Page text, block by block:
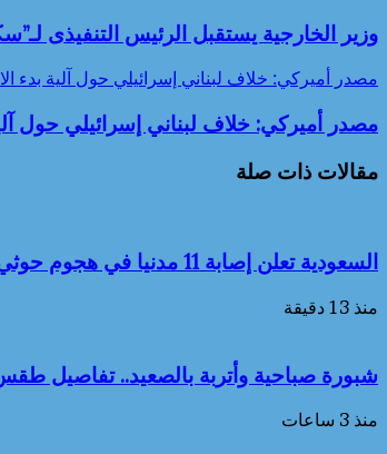
وزير الخارجية يستقبل الرئيس التنفيذى
مصدر أميركي: خلاف لبناني إسرائيلي حول آلية بدء
مصدر أميركي: خلاف لبناني إسرائيلي حول
مقالات ذات صلة
السعودية تعلن إصابة 11 مدنيا في هجوم حوثي على نجران بينهم مصريان
منذ 13 دقيقة
شبورة صباحية وأتربة بالصعيد.. تفاصيل طقس
منذ 3 ساعات